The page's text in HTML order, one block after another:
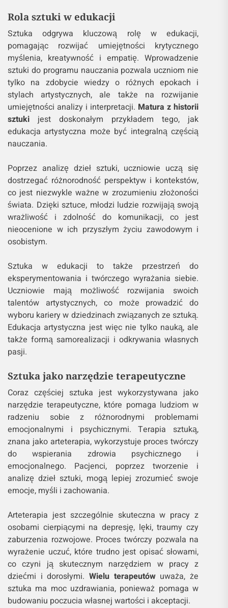
Rola sztuki w edukacji
Sztuka odgrywa kluczową rolę w edukacji,
pomagając rozwijać umiejętności krytycznego
myślenia, kreatywność i empatię. Wprowadzenie
sztuki do programu nauczania pozwala uczniom nie
tylko na zdobycie wiedzy o różnych epokach i
stylach artystycznych, ale także na rozwijanie
umiejętności analizy i interpretacji. Matura z historii
sztuki jest doskonałym przykładem tego, jak
edukacja artystyczna może być integralną częścią
nauczania.
Poprzez analizę dzieł sztuki, uczniowie uczą się
dostrzegać różnorodność perspektyw i kontekstów,
co jest niezwykle ważne w zrozumieniu złożoności
świata. Dzięki sztuce, młodzi ludzie rozwijają swoją
wrażliwość i zdolność do komunikacji, co jest
nieocenione w ich przyszłym życiu zawodowym i
osobistym.
Sztuka w edukacji to także przestrzeń do
eksperymentowania i twórczego wyrażania siebie.
Uczniowie mają możliwość rozwijania swoich
talentów artystycznych, co może prowadzić do
wyboru kariery w dziedzinach związanych ze sztuką.
Edukacja artystyczna jest więc nie tylko nauką, ale
także formą samorealizacji i odkrywania własnych
pasji.
Sztuka jako narzędzie terapeutyczne
Coraz częściej sztuka jest wykorzystywana jako
narzędzie terapeutyczne, które pomaga ludziom w
radzeniu sobie z różnorodnymi problemami
emocjonalnymi i psychicznymi. Terapia sztuką,
znana jako arteterapia, wykorzystuje proces twórczy
do wspierania zdrowia psychicznego i
emocjonalnego. Pacjenci, poprzez tworzenie i
analizę dzieł sztuki, mogą lepiej zrozumieć swoje
emocje, myśli i zachowania.
Arteterapia jest szczególnie skuteczna w pracy z
osobami cierpiącymi na depresję, lęki, traumy czy
zaburzenia rozwojowe. Proces twórczy pozwala na
wyrażenie uczuć, które trudno jest opisać słowami,
co czyni ją skutecznym narzędziem w pracy z
dziećmi i dorosłymi.Wielu terapeutówuważa, że
sztuka ma moc uzdrawiania, ponieważ pomaga w
budowaniu poczucia własnej wartości i akceptacji.